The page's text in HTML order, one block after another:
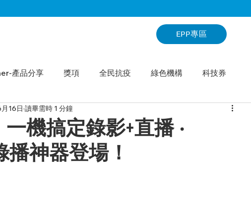
EPP專區
產品分享 獎項 全民抗疫 綠色機構 科技券
灣月刊 We Share - sennheiser
Share - Lumens We Share - Microsoft
一機搞定錄影+直播 ‧
播神器登場！
16日 讀畢需時 1 分鐘